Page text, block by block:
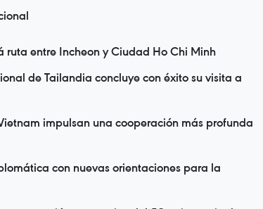
ruta entre Incheon y Ciudad Ho Chi Minh
de Tailandia concluye con éxito su visita a
impulsan una cooperación más profunda
con nuevas orientaciones para la